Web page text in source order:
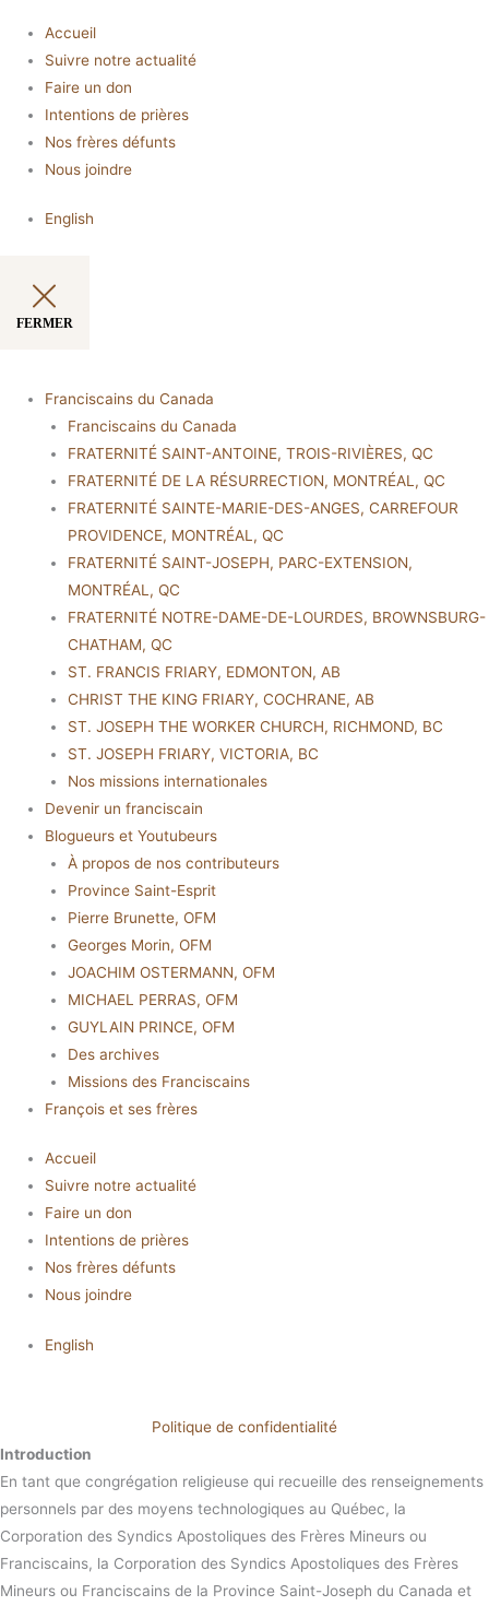
Accueil
Suivre notre actualité
Faire un don
Intentions de prières
Nos frères défunts
Nous joindre
English
FERMER
Franciscains du Canada
Franciscains du Canada
FRATERNITÉ SAINT-ANTOINE, TROIS-RIVIÈRES, QC
FRATERNITÉ DE LA RÉSURRECTION, MONTRÉAL, QC
FRATERNITÉ SAINTE-MARIE-DES-ANGES, CARREFOUR
PROVIDENCE, MONTRÉAL, QC
FRATERNITÉ SAINT-JOSEPH, PARC-EXTENSION,
MONTRÉAL, QC
FRATERNITÉ NOTRE-DAME-DE-LOURDES, BROWNSBURG-
CHATHAM, QC
ST. FRANCIS FRIARY, EDMONTON, AB
CHRIST THE KING FRIARY, COCHRANE, AB
ST. JOSEPH THE WORKER CHURCH, RICHMOND, BC
ST. JOSEPH FRIARY, VICTORIA, BC
Nos missions internationales
Devenir un franciscain
Blogueurs et Youtubeurs
À propos de nos contributeurs
Province Saint-Esprit
Pierre Brunette, OFM
Georges Morin, OFM
JOACHIM OSTERMANN, OFM
MICHAEL PERRAS, OFM
GUYLAIN PRINCE, OFM
Des archives
Missions des Franciscains
François et ses frères
Accueil
Suivre notre actualité
Faire un don
Intentions de prières
Nos frères défunts
Nous joindre
English
Politique de confidentialité
Introduction
En tant que congrégation religieuse qui recueille des renseignements
personnels par des moyens technologiques au Québec, la
Corporation des Syndics Apostoliques des Frères Mineurs ou
Franciscains, la Corporation des Syndics Apostoliques des Frères
Mineurs ou Franciscains de la Province Saint-Joseph du Canada et